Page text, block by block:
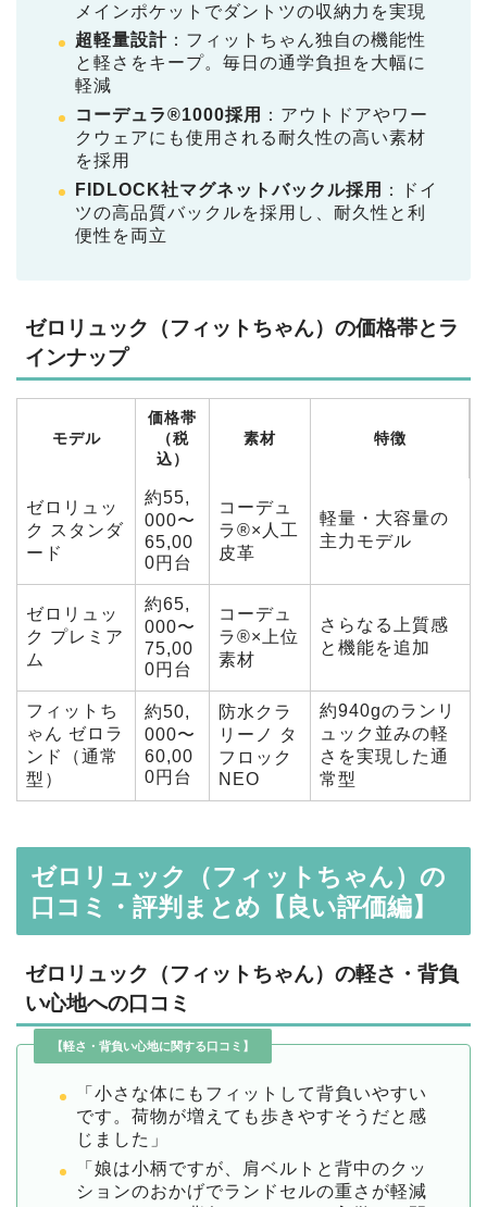
メインポケットでダントツの収納力を実現
超軽量設計 ：フィットちゃん独自の機能性
と軽さをキープ。毎日の通学負担を大幅に
軽減
コーデュラ®1000採用
：アウトドアやワー
クウェアにも使用される耐久性の高い素材
を採用
FIDLOCK社マグネットバックル採用
：ドイ
ツの高品質バックルを採用し、耐久性と利
便性を両立
ゼロリュック（フィットちゃん）の価格帯とラ
インナップ
モデル
価格帯
（税
込）
素材 特徴
ゼロリュッ
ク スタンダ
ード
約55,
000〜
65,00
0円台
コーデュ
ラ®×人工
皮革
軽量・大容量の
主力モデル
ゼロリュッ
ク プレミア
ム
約65,
000〜
75,00
0円台
コーデュ
ラ®×上位
素材
さらなる上質感
と機能を追加
フィットち
ゃん ゼロラ
ンド（通常
型）
約50,
000〜
60,00
0円台
防水クラ
リーノ タ
フロック
NEO
約940gのランリ
ュック並みの軽
さを実現した通
常型
ゼロリュック（フィットちゃん）の
口コミ・評判まとめ【良い評価編】
ゼロリュック（フィットちゃん）の軽さ・背負
い心地への口コミ
【軽さ・背負い心地に関する口コミ】
「小さな体にもフィットして背負いやすい
です。荷物が増えても歩きやすそうだと感
じました」
「娘は小柄ですが、肩ベルトと背中のクッ
ションのおかげでランドセルの重さが軽減